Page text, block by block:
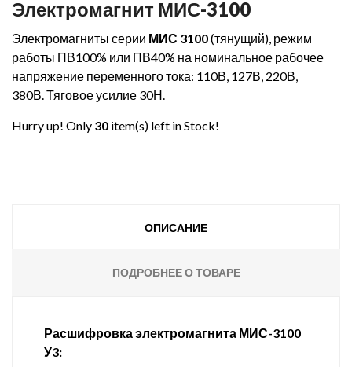
Электромагнит МИС-3100
Электромагниты серии МИС 3100(тянущий), режим
работы ПВ100% или ПВ40% на номинальное рабочее
напряжение переменного тока: 110В, 127В, 220В,
380В. Тяговое усилие 30Н.
Hurry up! Only 30 item(s) left in Stock!
ОПИСАНИЕ
ПОДРОБНЕЕ О ТОВАРЕ
Расшифровка электромагнита МИС-3100
У3: